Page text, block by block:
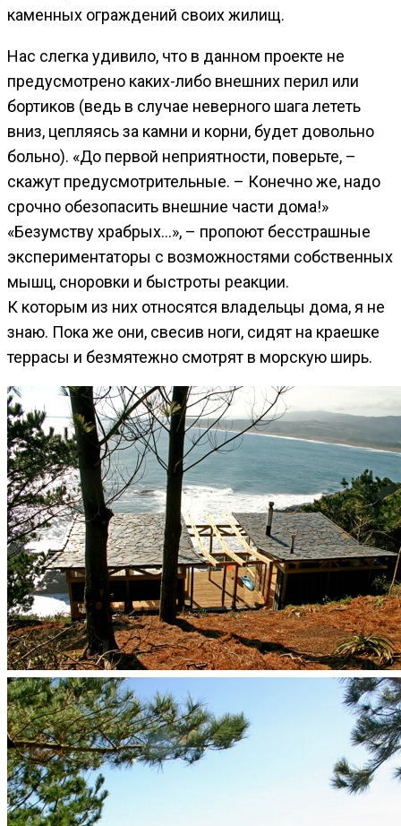
каменных ограждений своих жилищ.
Нас слегка удивило, что в данном проекте не
предусмотрено каких-либо внешних перил или
бортиков (ведь в случае неверного шага лететь
вниз, цепляясь за камни и корни, будет довольно
больно). «До первой неприятности, поверьте, –
скажут предусмотрительные. – Конечно же, надо
срочно обезопасить внешние части дома!»
«Безумству храбрых…», – пропоют бесстрашные
экспериментаторы с возможностями собственных
мышц, сноровки и быстроты реакции.
К которым из них относятся владельцы дома, я не
знаю. Пока же они, свесив ноги, сидят на краешке
террасы и безмятежно смотрят в морскую ширь.